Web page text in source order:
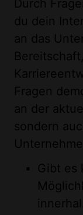
Durch
du dein
an das
Fragen
an der
sondern
Gibt es